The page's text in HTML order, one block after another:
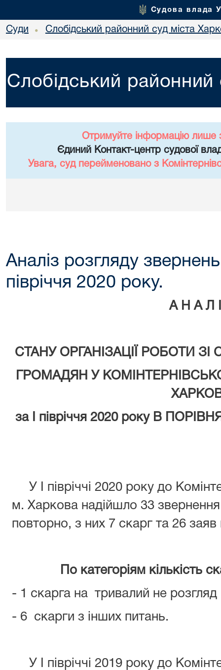
Судова влада
Суди • Слобідський районний суд міста
Слобідський районний
Отримуйте інформацію лише
Єдиний Контакт-центр судової
Увага, суд перейменовано з
Аналіз розгляду
півріччя 2020 року.
А Н А Л
СТАНУ ОРГАНІЗАЦІЇ РОБОТИ
ГРОМАДЯН У
за І півріччя 2020 року В
У І півріччі 2020 року до
м. Харкова надійшло 33
повторно, з них 7 скарг та 26
По категоріям кількість
- 1 скарга на тривалий не розгляд
- 6 скарги з інших питань.
У І півріччі 2019 року до